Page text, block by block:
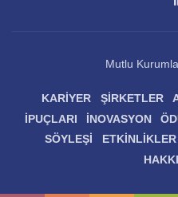
Mutlu
KARIYER ŞIRKETLER
İPUÇLARI
İNOVASYON
SÖYLEŞI
ETKINLIKLER